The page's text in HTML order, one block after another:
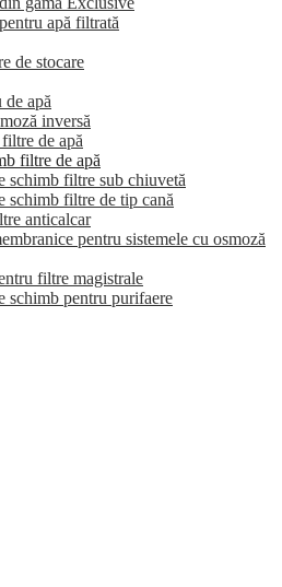
apă filtrată
de stocare
apă
inversă
de apă
filtre de apă
schimb filtre sub chiuvetă
schimb filtre de tip cană
anticalcar
pentru sistemele cu osmoză
filtre magistrale
schimb pentru purifaere